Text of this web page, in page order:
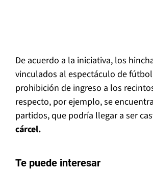
De acuerdo a la iniciativa, los
vinculados al espectáculo de
prohibición de ingreso a los
respecto, por ejemplo, se
partidos, que podría llegar a ser
cárcel.
Te puede interesar